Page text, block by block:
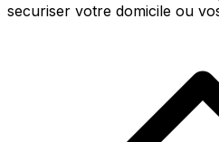
securiser votre domicile ou